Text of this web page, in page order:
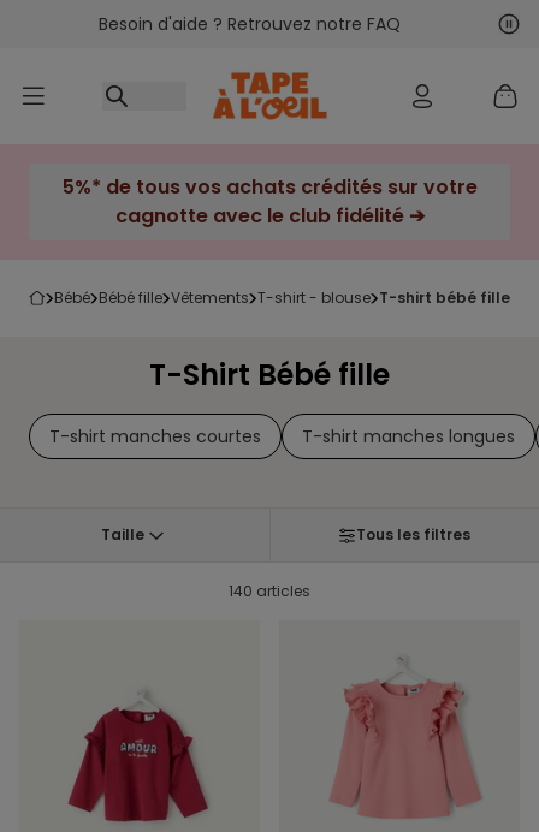
Accéder au contenu
Besoin d'aide ? Retrouvez notre FAQ
5%* de tous vos achats crédités sur votre
cagnotte avec le club fidélité ➔
bébé bébé fille vêtements t-shirt - blouse t-shirt bébé fille
T-Shirt Bébé fille
T-shirt manches courtes T-shirt manches longues
Taille Tous les filtres
140 articles